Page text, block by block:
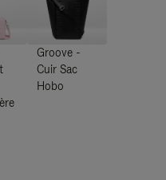
Groove -
Cuir Sac
Hobo